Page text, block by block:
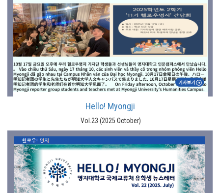
Hello! Myongji
Vol.23 (2025 October)